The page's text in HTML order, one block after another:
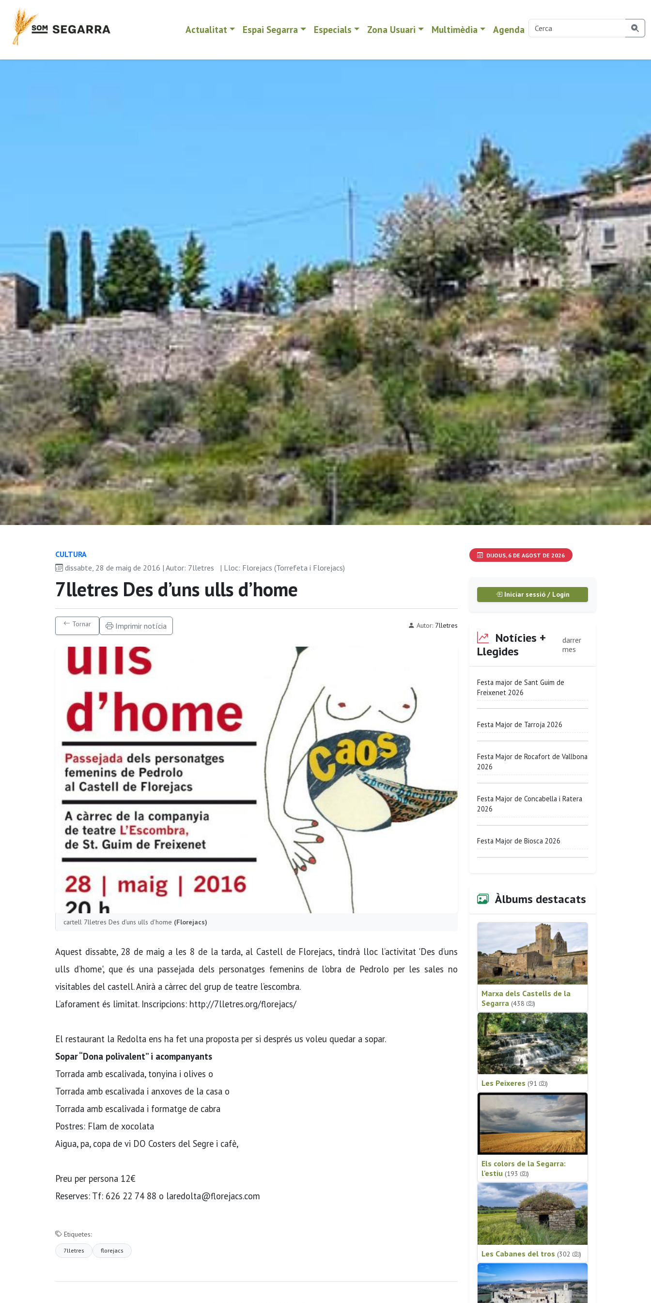
Actualitat Espai Segarra Especials Zona Usuari Multimèdia Agenda
CULTURA
dissabte, 28 de maig de 2016 | Autor: 7lletres
| Lloc: Florejacs (Torrefeta i Florejacs)
7lletres Des d’uns ulls d’home
Tornar Imprimir notícia Autor: 7lletres
cartell 7lletres Des d’uns ulls d’home (Florejacs)
Aquest dissabte, 28 de maig a les 8 de la tarda, al Castell de Florejacs, tindrà lloc l’activitat 'Des d’uns
ulls d’home', que és una passejada dels personatges femenins de l’obra de Pedrolo per les sales no
visitables del castell. Anirà a càrrec del grup de teatre l’escombra.
L’aforament és limitat. Inscripcions: http://7lletres.org/florejacs/
El restaurant la Redolta ens ha fet una proposta per si després us voleu quedar a sopar.
Sopar “Dona polivalent” i acompanyants
Torrada amb escalivada, tonyina i olives o
Torrada amb escalivada i anxoves de la casa o
Torrada amb escalivada i formatge de cabra
Postres: Flam de xocolata
Aigua, pa, copa de vi DO Costers del Segre i cafè,
Preu per persona 12€
Reserves: Tf: 626 22 74 88 o laredolta@florejacs.com
Etiquetes:
7lletres florejacs
DIJOUS, 6 DE AGOST DE 2026
Iniciar sessió / Login
Notícies +
Llegides
darrer
mes
Festa major de Sant Guim de
Freixenet 2026
Festa Major de Tarroja 2026
Festa Major de Rocafort de Vallbona
2026
Festa Major de Concabella i Ratera
2026
Festa Major de Biosca 2026
Àlbums destacats
Marxa dels Castells de la
Segarra (438 )
Les Peixeres (91 )
Els colors de la Segarra:
l'estiu (193 )
Les Cabanes del tros (302 )